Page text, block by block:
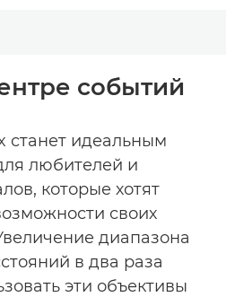
событий
станет идеальным
любителей и
которые хотят
своих
диапазона
в два раза
эти объективы